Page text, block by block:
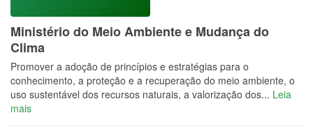
Ministério do Meio Ambiente e Mudança do
Clima
Promover a adoção de princípios e estratégias para o
conhecimento, a proteção e a recuperação do meio ambiente, o
uso sustentável dos recursos naturais, a valorização dos... Leia
mais